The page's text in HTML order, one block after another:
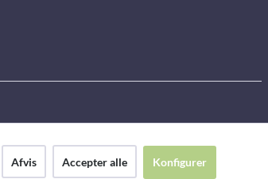
Afvis Accepter alle Konfigurer